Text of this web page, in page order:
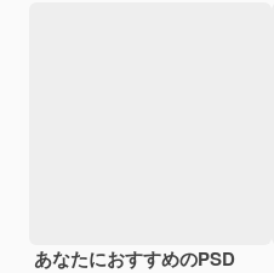
あなたにおすすめのPSD